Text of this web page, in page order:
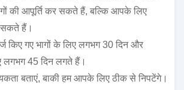
की आपूर्ति कर सकते हैं, बल्कि आपके लिए
सकते हैं।
किए गए भागों के लिए लगभग 30 दिन और
लगभग 45 दिन लगते हैं।
बताएं, बाकी हम आपके लिए ठीक से निपटेंगे।